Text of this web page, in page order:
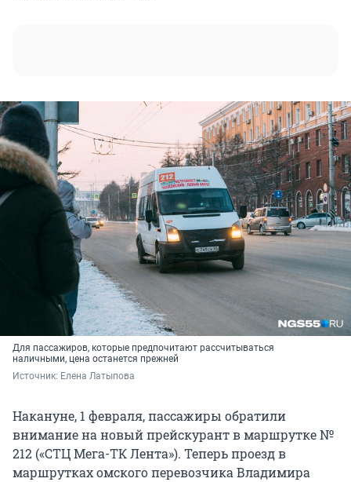
Для пассажиров, которые предпочитают рассчитываться
наличными, цена останется прежней
Источник: Елена Латыпова
Накануне, 1 февраля, пассажиры обратили
внимание на новый прейскурант в маршрутке №
212 («СТЦ Мега-ТК Лента»). Теперь проезд в
маршрутках омского перевозчика Владимира